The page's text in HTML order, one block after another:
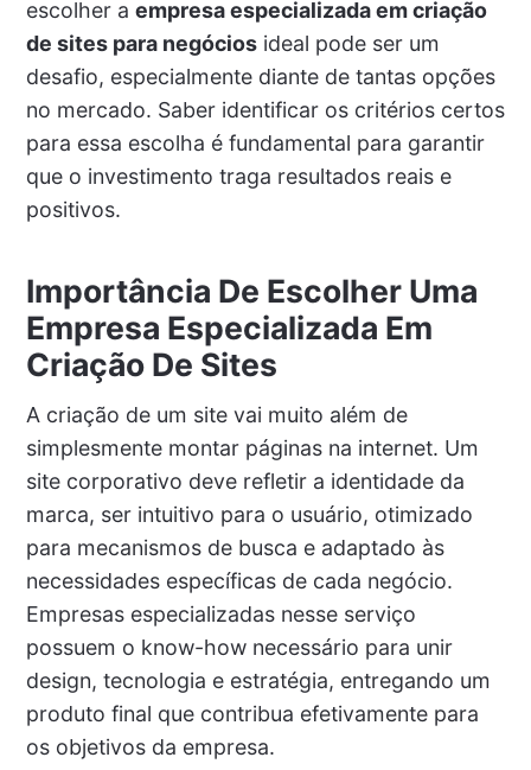
escolher a empresa especializada em criação
de sites para negóciosideal pode ser um
desafio, especialmente diante de tantas opções
no mercado. Saber identificar os critérios certos
para essa escolha é fundamental para garantir
que o investimento traga resultados reais e
positivos.
Importância De Escolher Uma
Empresa Especializada Em
Criação De Sites
A criação de um site vai muito além de
simplesmente montar páginas na internet. Um
site corporativo deve refletir a identidade da
marca, ser intuitivo para o usuário, otimizado
para mecanismos de busca e adaptado às
necessidades específicas de cada negócio.
Empresas especializadas nesse serviço
possuem o know-how necessário para unir
design, tecnologia e estratégia, entregando um
produto final que contribua efetivamente para
os objetivos da empresa.